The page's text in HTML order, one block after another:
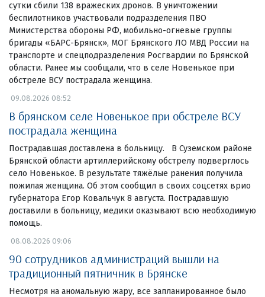
сутки сбили 138 вражеских дронов. В уничтожении
беспилотников участвовали подразделения ПВО
Министерства обороны РФ, мобильно-огневые группы
бригады «БАРС-Брянск», МОГ Брянского ЛО МВД России на
транспорте и спецподразделения Росгвардии по Брянской
области. Ранее мы сообщали, что в селе Новенькое при
обстреле ВСУ пострадала женщина.
09.08.2026 08:52
В брянском селе Новенькое при обстреле ВСУ
пострадала женщина
Пострадавшая доставлена в больницу. В Суземском районе
Брянской области артиллерийскому обстрелу подверглось
село Новенькое. В результате тяжёлые ранения получила
пожилая женщина. Об этом сообщил в своих соцсетях врио
губернатора Егор Ковальчук 8 августа. Пострадавшую
доставили в больницу, медики оказывают всю необходимую
помощь.
08.08.2026 09:06
90 сотрудников администраций вышли на
традиционный пятничник в Брянске
Несмотря на аномальную жару, все запланированное было